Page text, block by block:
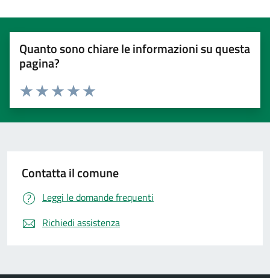
Quanto sono chiare le informazioni su questa
pagina?
Valuta 5 stelle su 5
Valuta 4 stelle su 5
Valuta 3 stelle su 5
Valuta 2 stelle su 5
Valuta 1 stelle su 5
Contatta il comune
Leggi le domande frequenti
Richiedi assistenza